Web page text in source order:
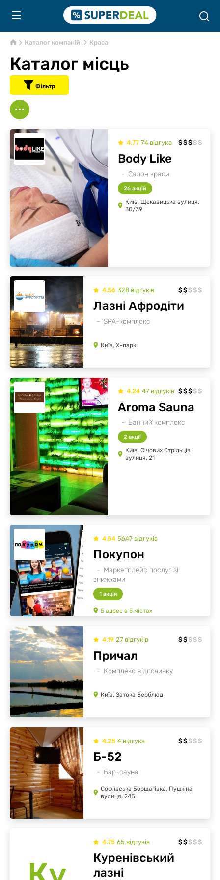
Каталог компаній Краса
Каталог місць
Фільтр
4.77 74 відгукa $$$ $ $
Салон краси
Body Like
26 акцій
Київ, Щекавицька вулиця,
30/39
4.56 328 відгуків $$ $ $ $
SPA-комплекс
Лазні Афродіти
Київ, Х-парк
4.24 47 відгуків $$$ $ $
Банний комплекс
Aroma Sauna
2 акції
Київ, Січових Стрільців
вулиця, 21
4.54 5647 відгуків
Маркетплейс послуг зі
знижками
Покупон
1 акція
5 адрес в 5 містах
4.19 27 відгуків $$ $ $ $
Комплекс відпочинку
Причал
Київ, Затока Верблюд
4.25 4 відгукa $$ $ $ $
Бар-сауна
Б-52
Софіївська Борщагівка, Пушкіна
вулиця, 24Б
4.75 65 відгуків $$ $ $ $
Куренівський
лазні